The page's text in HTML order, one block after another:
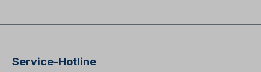
Service-Hotline